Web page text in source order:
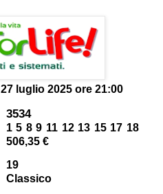
27 luglio 2025 ore 21:00
3534
1 5 8 9 11 12 13 15 17 18
506,35 €
19
Classico